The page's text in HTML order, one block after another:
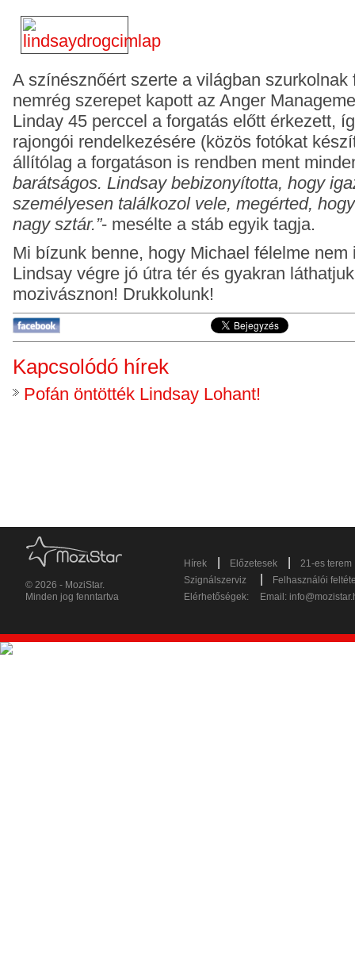
A színésznőért szerte a világban szurkolnak
nemrég szerepet kapott az Anger
Linday 45 perccel a forgatás előtt érkezett,
rajongói rendelkezésére (közös fotókat
állítólag a forgatáson is rendben ment
barátságos. Lindsay bebizonyította, hogy
személyesen találkozol vele, megérted,
nagy sztár.”- mesélte a stáb egyik tagja.
Mi bízunk benne, hogy Michael félelme nem
Lindsay végre jó útra tér és gyakran
mozivásznon! Drukkolunk!
Kapcsolódó hírek
Pofán öntötték Lindsay Lohant!
© 2026 - MoziStar.
Minden jog fenntartva
Hírek Előzetesek
21-es terem
Szignálszerviz
Felhasználói
Elérhetőségek:
Email: